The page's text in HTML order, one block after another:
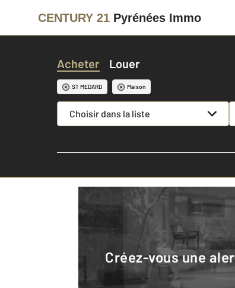
CENTURY 21 Pyrénées Immo
Acheter Louer
ST MEDARD Maison
Choisir dans la liste
Créez-vous une alerte mail pour être averti quand une annonce est en ligne et consultez la